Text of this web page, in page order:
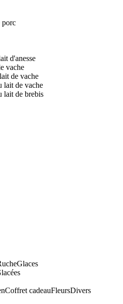
porc
d'anesse
vache
de vache
lait de vache
lait de brebis
Glaces
Coffret cadeauFleursDivers